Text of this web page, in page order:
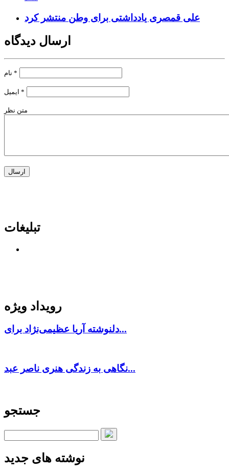
علی قمصری یادداشتی برای وطن منتشر کرد
ارسال دیدگاه
*
*
متن نظر
تبلیغات
رویداد ویژه
دلنوشته آریا عظیمی‌نژاد برای...
نگاهی به زندگی هنری ناصر عبد...
جستجو
نوشته های جدید